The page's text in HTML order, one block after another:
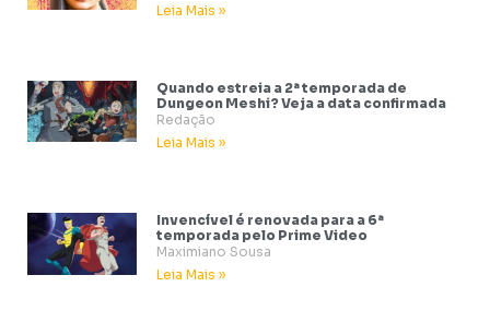
Leia Mais »
Quando estreia a 2ª temporada de
Dungeon Meshi? Veja a data confirmada
Redação
Leia Mais »
Invencível é renovada para a 6ª
temporada pelo Prime Video
Maximiano Sousa
Leia Mais »